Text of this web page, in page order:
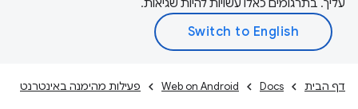
עליך. בתרגומים כאלו עשויות להיות שגיאות.
דף הבית Docs
Web on Android פעילות מהימנה באינטרנט